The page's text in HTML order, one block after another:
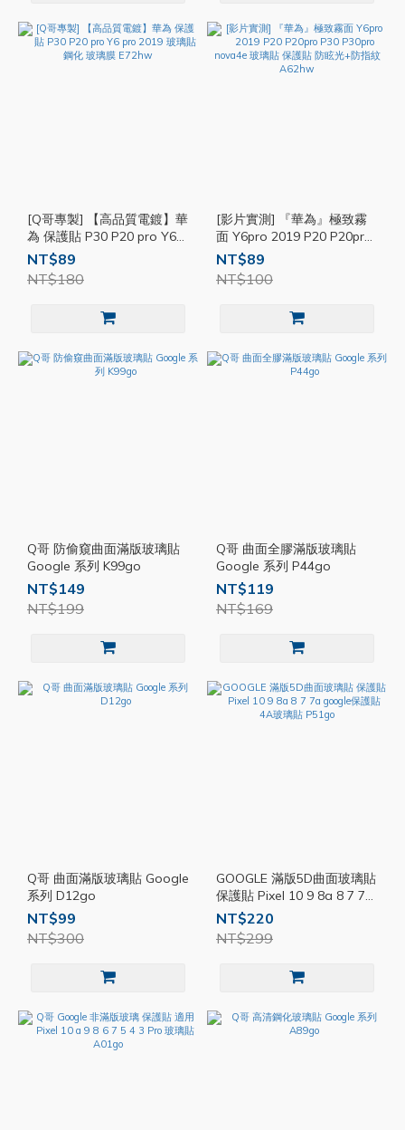
[Q哥專製] 【高品質電鍍】華
為 保護貼 P30 P20 pro Y6
pro 2019 玻璃貼 鋼化 玻璃
膜 E72hw
NT$89
NT$180
[影片實測] 『華為』極致霧
面 Y6pro 2019 P20 P20pro
P30 P30pro nova4e 玻璃貼
保護貼 防眩光+防指紋
A62hw
NT$89
NT$100
Q哥 防偷窺曲面滿版玻璃貼
Google 系列 K99go
NT$149
NT$199
Q哥 曲面全膠滿版玻璃貼
Google 系列 P44go
NT$119
NT$169
Q哥 曲面滿版玻璃貼 Google
系列 D12go
NT$99
NT$300
GOOGLE 滿版5D曲面玻璃貼
保護貼 Pixel 10 9 8a 8 7 7a
google保護貼 4A玻璃貼
P51go
NT$220
NT$299